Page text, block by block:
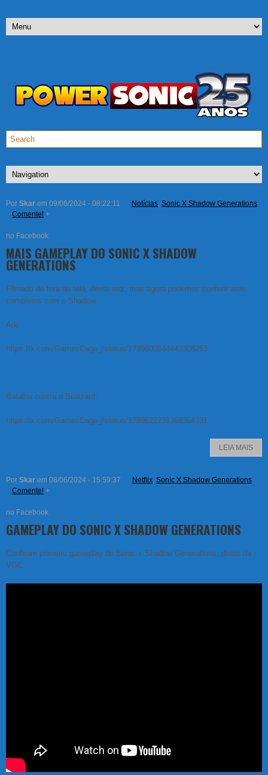
Por Skar em 09/06/2024 - 08:22:11 Notícias, Sonic X Shadow Generations
Comente! +
no Facebook
MAIS GAMEPLAY DO SONIC X SHADOW
GENERATIONS
Filmado de fora da tela, desta vez, mas agora podemos conferir atos
completos com o Shadow.
Ark:
https://x.com/GamesCage_/status/1799600644443308253
Batalha contra o Biolizard:
https://x.com/GamesCage_/status/1799622231368364331
LEIA MAIS
Por Skar em 08/06/2024 - 15:59:37 Netflix, Sonic X Shadow Generations
Comente! +
no Facebook
GAMEPLAY DO SONIC X SHADOW GENERATIONS
Confiram primeiro gameplay do Sonic x Shadow Generations, direto da
VGC: